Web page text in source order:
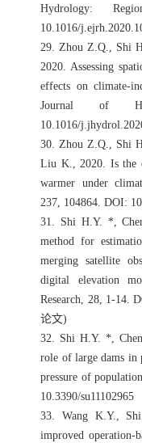
Hydrology:
10.1016/
29. Zhou Z.Q., Shi
2020. Assessing
effects on climate-
Journal of
10.1016/
30. Zhou Z.Q., Shi
Liu K., 2020. Is the
warmer under
237, 104864. DOI:
31. Shi H.Y. *,
method for
merging satellite
digital elevation
Research, 28, 1-14.
论文)
32. Shi H.Y. *,
role of large dams in
pressure of
10.3390/su11102965
33.Wang K.Y.,
improved operation-